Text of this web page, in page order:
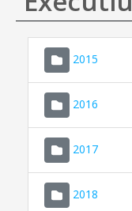
2015
2016
2017
2018